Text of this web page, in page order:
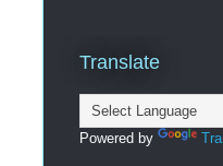
Translate
Powered by